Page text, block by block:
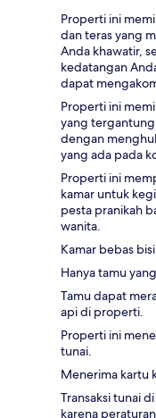
Properti ini
dan teras yang
Anda khawatir,
kedatangan
dapat
Properti ini
yang
dengan
yang ada pada
Properti ini
kamar untuk
pesta pranikah
wanita.
Kamar bebas
Hanya tamu
Tamu dapat
api di properti.
Properti ini
tunai.
Menerima kartu
Transaksi tunai
karena